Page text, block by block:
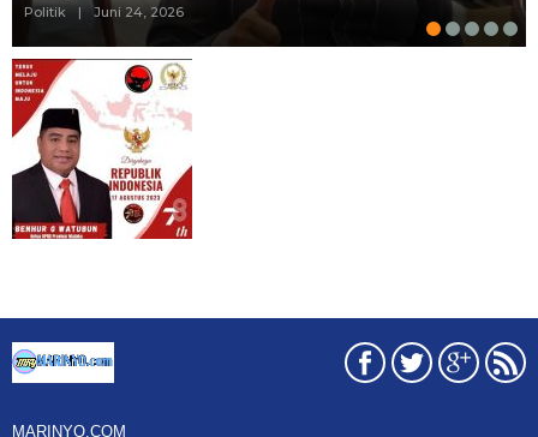
Politik | Juni 24, 2026
MARINYO.COM